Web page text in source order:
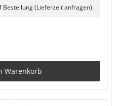
Bestellung (Lieferzeit anfragen).
Warenkorb